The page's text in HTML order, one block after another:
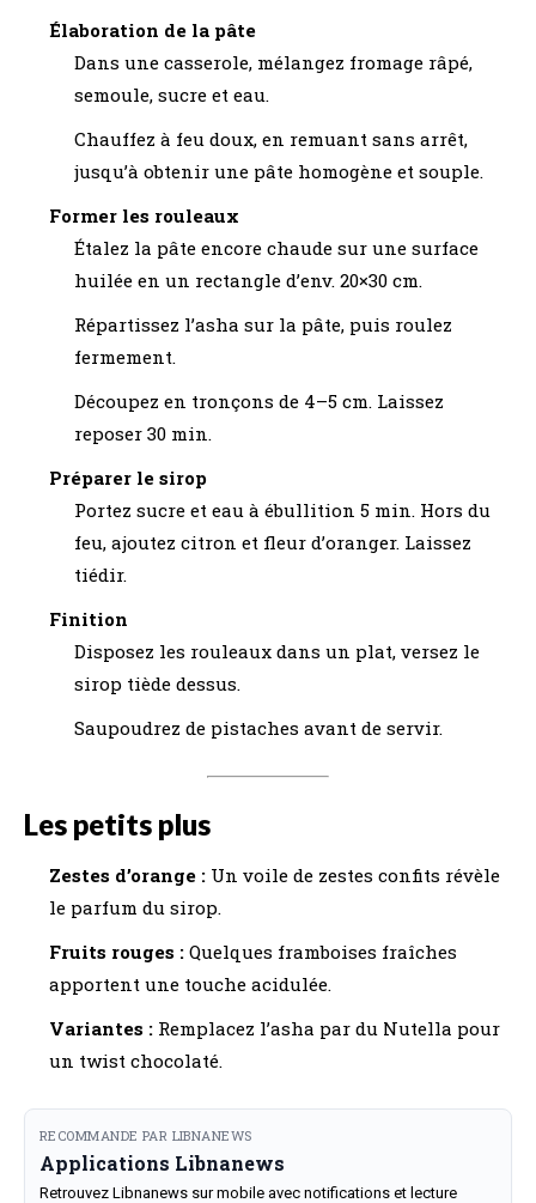
Élaboration de la pâte
Dans une casserole, mélangez fromage râpé,
semoule, sucre et eau.
Chauffez à feu doux, en remuant sans arrêt,
jusqu’à obtenir une pâte homogène et souple.
Former les rouleaux
Étalez la pâte encore chaude sur une surface
huilée en un rectangle d’env. 20×30 cm.
Répartissez l’asha sur la pâte, puis roulez
fermement.
Découpez en tronçons de 4–5 cm. Laissez
reposer 30 min.
Préparer le sirop
Portez sucre et eau à ébullition 5 min. Hors du
feu, ajoutez citron et fleur d’oranger. Laissez
tiédir.
Finition
Disposez les rouleaux dans un plat, versez le
sirop tiède dessus.
Saupoudrez de pistaches avant de servir.
Les petits plus
Zestes d’orange : Un voile de zestes confits révèle
le parfum du sirop.
Fruits rouges : Quelques framboises fraîches
apportent une touche acidulée.
Variantes : Remplacez l’asha par du Nutella pour
un twist chocolaté.
RECOMMANDE PAR LIBNANEWS
Applications Libnanews
Retrouvez Libnanews sur mobile avec notifications et lecture